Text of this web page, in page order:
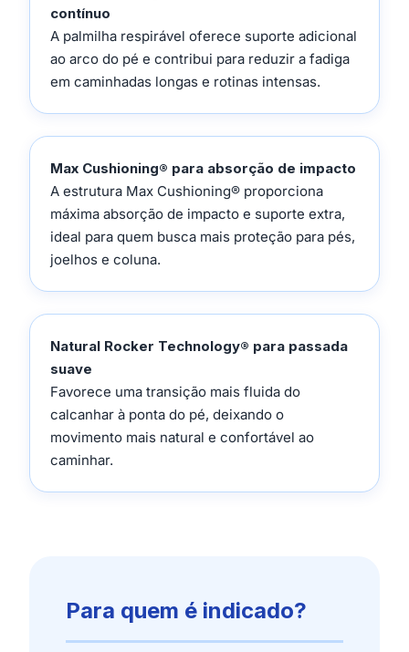
contínuo
A palmilha respirável oferece suporte adicional
ao arco do pé e contribui para reduzir a fadiga
em caminhadas longas e rotinas intensas.
Max Cushioning® para absorção de impacto
A estrutura Max Cushioning® proporciona
máxima absorção de impacto e suporte extra,
ideal para quem busca mais proteção para pés,
joelhos e coluna.
Natural Rocker Technology® para passada
suave
Favorece uma transição mais fluida do
calcanhar à ponta do pé, deixando o
movimento mais natural e confortável ao
caminhar.
Para quem é indicado?